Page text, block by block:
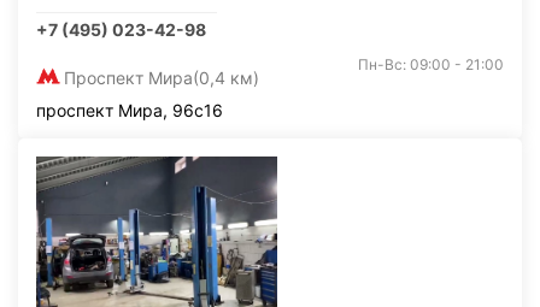
+7 (495) 023-42-98
Проспект Мира(0,4 км)
Пн-Вс: 09:00 - 21:00
проспект Мира, 96с16